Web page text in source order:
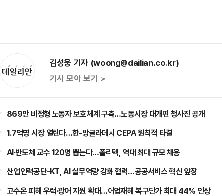
김성웅 기자 (woong@dailian.co.kr)
기사 모아 보기 >
869만 비정형 노동자 보호체계 구축…노동시장 대개편 청사진 공개
1.7억명 시장 열린다…한-방글라데시 CEPA 원칙적 타결
AI·반도체 교수 120명 뽑는다…폴리텍, 역대 최대 규모 채용
산업인력공단-KT, AI 실무역량 강화 협력…공공서비스 혁신 앞장
고수온 피해 우럭·광어 지원 확대…어업재해 복구단가 최대 44% 인상